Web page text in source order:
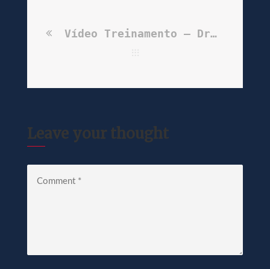
Vídeo Treinamento – Drink’s de Verão Vinho & Ponto | Portônico
Leave your thought